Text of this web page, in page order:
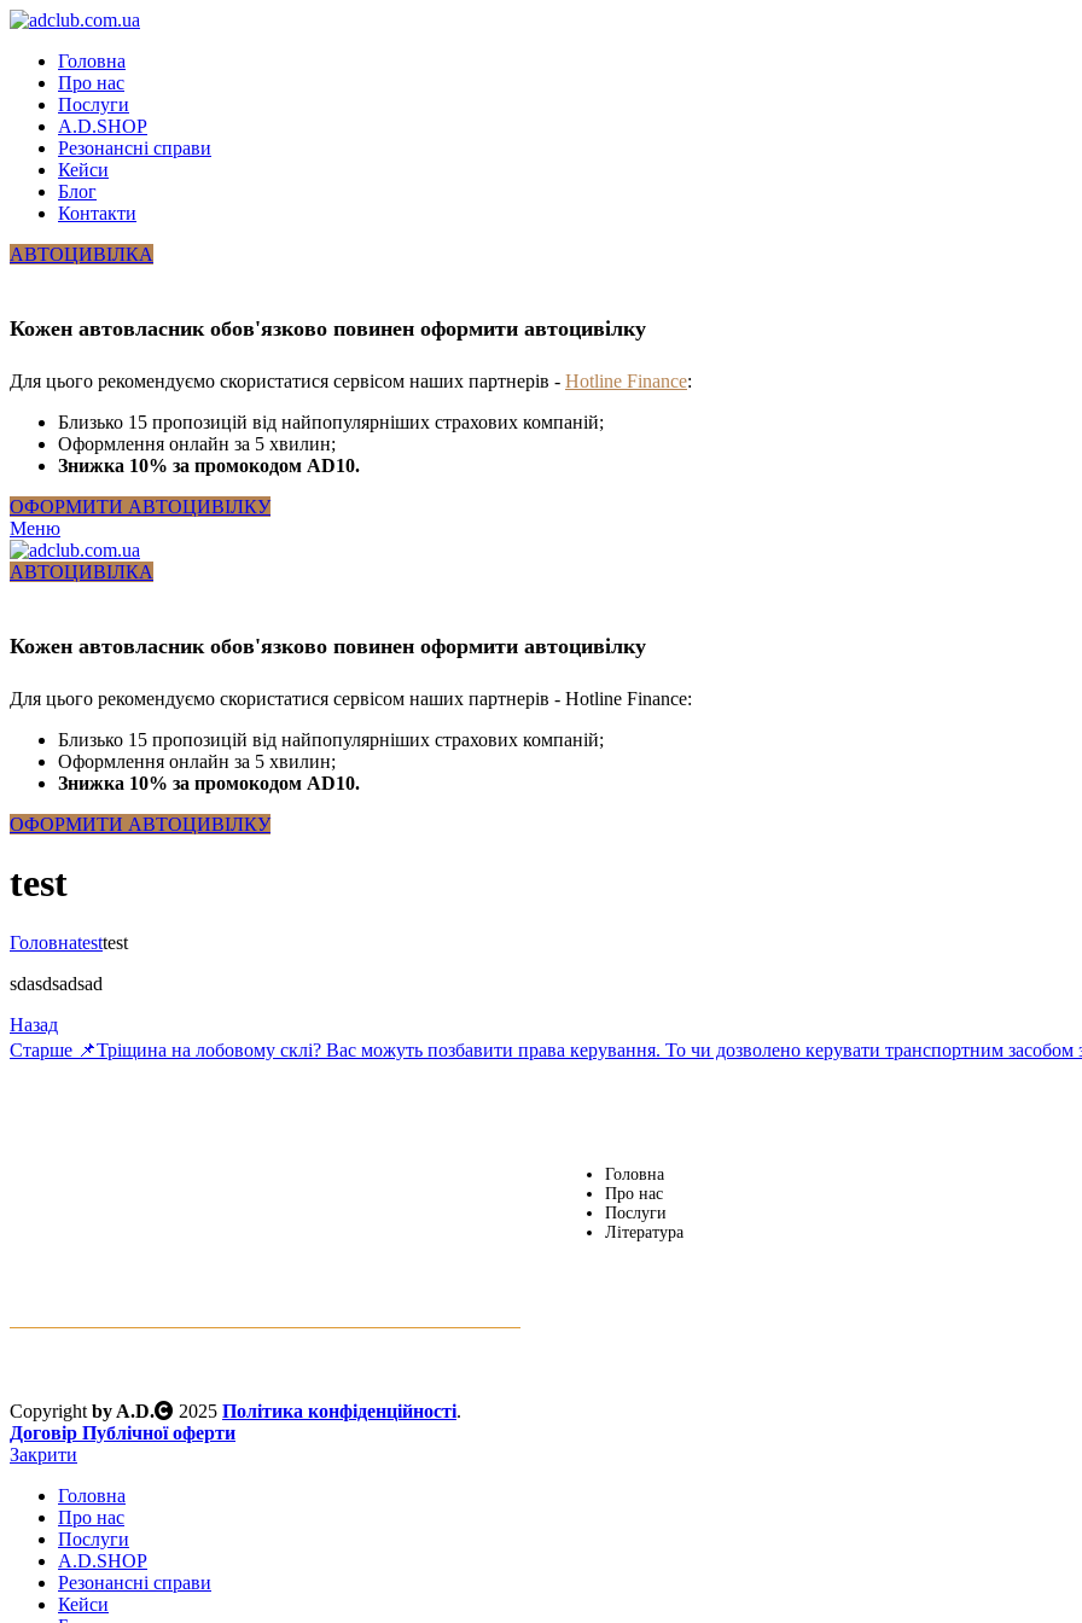
Головна
Про нас
Послуги
A.D.SHOP
Резонансні справи
Кейси
Блог
Контакти
АВТОЦИВІЛКА
Кожен автовласник обов'язково повинен оформити автоцивілку
Для цього рекомендуємо скористатися сервісом наших партнерів - Hotline Finance:
Близько 15 пропозицій від найпопулярніших страхових компаній;
Оформлення онлайн за 5 хвилин;
Знижка 10% за промокодом AD10.
ОФОРМИТИ АВТОЦИВІЛКУ
Меню
АВТОЦИВІЛКА
Кожен автовласник обов'язково повинен оформити автоцивілку
Для цього рекомендуємо скористатися сервісом наших партнерів - Hotline Finance:
Близько 15 пропозицій від найпопулярніших страхових компаній;
Оформлення онлайн за 5 хвилин;
Знижка 10% за промокодом AD10.
ОФОРМИТИ АВТОЦИВІЛКУ
test
Головнаtesttest
sdasdsadsad
Назад
Старше 📌Тріщина на лобовому склі? Вас можуть позбавити права керування. То чи дозволено керувати транспортним засобом
Головна
Про нас
Послуги
Література
Copyrightby A.D. 2025 Політика конфіденційності.
Договір Публічної оферти
Закрити
Головна
Про нас
Послуги
A.D.SHOP
Резонансні справи
Кейси